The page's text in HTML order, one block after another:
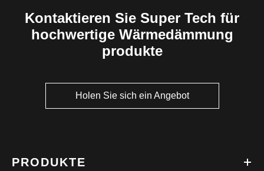
Kontaktieren Sie Super Tech für
hochwertige Wärmedämmung
produkte
Holen Sie sich ein Angebot
PRODUKTE